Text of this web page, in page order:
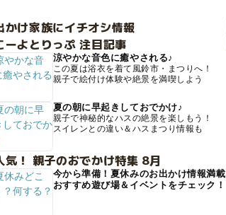
かけ家族にイチオシ情報
ーよとりっぷ 注目記事
涼やかな音色に癒やされる♪
この夏は浴衣を着て風鈴市・まつりへ！
親子で絵付け体験や絶景を満喫しよう
夏の朝に早起きしておでかけ♪
親子で神秘的なハスの絶景を楽しもう！
スイレンとの違い＆ハスまつり情報も
気！ 親子のおでかけ特集 8月
今から準備！夏休みのお出かけ情報満載
おすすめ遊び場＆イベントをチェック！